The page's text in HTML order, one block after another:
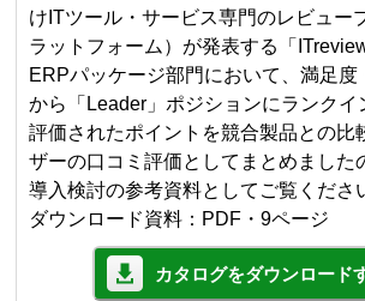
けITツール・サービス専門のレビュー
ラットフォーム）が発表する「
ERPパッケージ部門において、満足度
から「Leader」ポジションにランクイ
評価されたポイントを競合製品との比
ザーの口コミ評価としてまとめました
導入検討の参考資料としてご覧くださ
ダウンロード資料：PDF・9ページ
カタログをダウンロード